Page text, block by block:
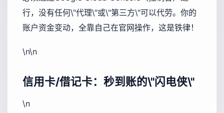
行，没有任何\"代理\"或\"第三方\"可以代劳。你的
账户资金变动，全靠自己在官网操作，这是铁律！
\n\n
信用卡/借记卡：秒到账的\"闪电侠\"
\n